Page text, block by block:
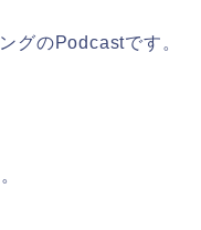
グのPodcastです。